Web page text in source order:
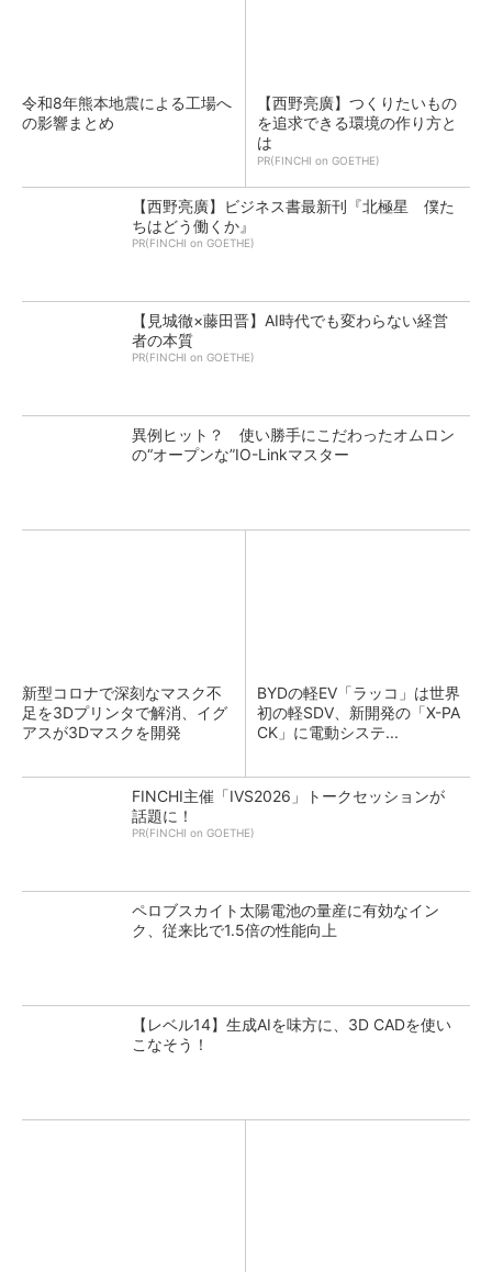
令和8年熊本地震による工場へ
の影響まとめ
【西野亮廣】つくりたいもの
を追求できる環境の作り方と
は
PR(FINCHI on GOETHE)
【西野亮廣】ビジネス書最新刊『北極星 僕た
ちはどう働くか』
PR(FINCHI on GOETHE)
【見城徹×藤田晋】AI時代でも変わらない経営
者の本質
PR(FINCHI on GOETHE)
異例ヒット？ 使い勝手にこだわったオムロン
の“オープンな”IO-Linkマスター
新型コロナで深刻なマスク不
足を3Dプリンタで解消、イグ
アスが3Dマスクを開発
BYDの軽EV「ラッコ」は世界
初の軽SDV、新開発の「X-PA
CK」に電動システ...
FINCHI主催「IVS2026」トークセッションが
話題に！
PR(FINCHI on GOETHE)
ペロブスカイト太陽電池の量産に有効なイン
ク、従来比で1.5倍の性能向上
【レベル14】生成AIを味方に、3D CADを使い
こなそう！